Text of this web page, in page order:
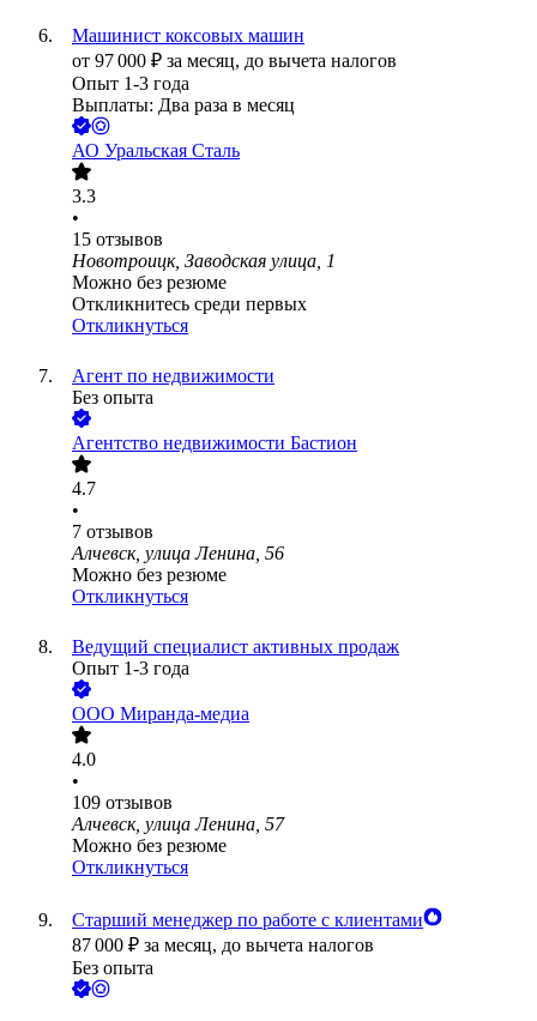
Машинист коксовых машин
от 97 000 ₽ за месяц, до вычета налогов
Опыт 1-3 года
Выплаты: Два раза в месяц
АО Уральская Сталь
3.3
•
15 отзывов
Новотроицк, Заводская улица, 1
Можно без резюме
Откликнитесь среди первых
Откликнуться
Агент по недвижимости
Без опыта
Агентство недвижимости Бастион
4.7
•
7 отзывов
Алчевск, улица Ленина, 56
Можно без резюме
Откликнуться
Ведущий специалист активных продаж
Опыт 1-3 года
ООО Миранда-медиа
4.0
•
109 отзывов
Алчевск, улица Ленина, 57
Можно без резюме
Откликнуться
Старший менеджер по работе с клиентами
87 000 ₽ за месяц, до вычета налогов
Без опыта